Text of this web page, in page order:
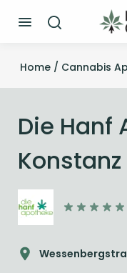
Home / Cannabis
Die Hanf
Konstanz